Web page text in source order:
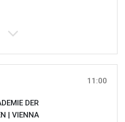
11:00
DER
| VIENNA